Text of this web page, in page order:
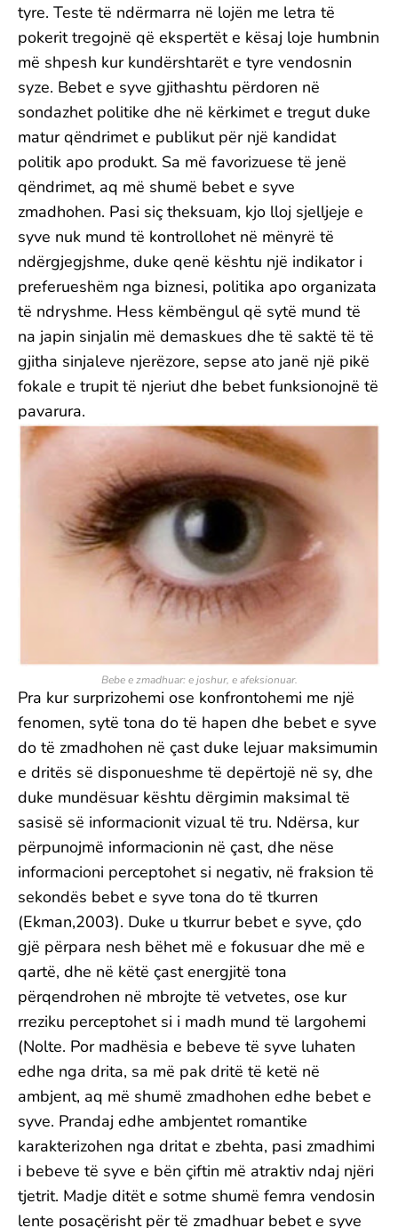
tyre. Teste të ndërmarra në lojën me letra të
pokerit tregojnë që ekspertët e kësaj loje humbnin
më shpesh kur kundërshtarët e tyre vendosnin
syze. Bebet e syve gjithashtu përdoren në
sondazhet politike dhe në kërkimet e tregut duke
matur qëndrimet e publikut për një kandidat
politik apo produkt. Sa më favorizuese të jenë
qëndrimet, aq më shumë bebet e syve
zmadhohen. Pasi siç theksuam, kjo lloj sjelljeje e
syve nuk mund të kontrollohet në mënyrë të
ndërgjegjshme, duke qenë kështu një indikator i
preferueshëm nga biznesi, politika apo organizata
të ndryshme. Hess këmbëngul që sytë mund të
na japin sinjalin më demaskues dhe të saktë të të
gjitha sinjaleve njerëzore, sepse ato janë një pikë
fokale e trupit të njeriut dhe bebet funksionojnë të
pavarura.
Bebe e zmadhuar: e joshur, e afeksionuar.
Pra kur surprizohemi ose konfrontohemi me një
fenomen, sytë tona do të hapen dhe bebet e syve
do të zmadhohen në çast duke lejuar maksimumin
e dritës së disponueshme të depërtojë në sy, dhe
duke mundësuar kështu dërgimin maksimal të
sasisë së informacionit vizual të tru. Ndërsa, kur
përpunojmë informacionin në çast, dhe nëse
informacioni perceptohet si negativ, në fraksion të
sekondës bebet e syve tona do të tkurren
(Ekman,2003). Duke u tkurrur bebet e syve, çdo
gjë përpara nesh bëhet më e fokusuar dhe më e
qartë, dhe në këtë çast energjitë tona
përqendrohen në mbrojte të vetvetes, ose kur
rreziku perceptohet si i madh mund të largohemi
(Nolte. Por madhësia e bebeve të syve luhaten
edhe nga drita, sa më pak dritë të ketë në
ambjent, aq më shumë zmadhohen edhe bebet e
syve. Prandaj edhe ambjentet romantike
karakterizohen nga dritat e zbehta, pasi zmadhimi
i bebeve të syve e bën çiftin më atraktiv ndaj njëri
tjetrit. Madje ditët e sotme shumë femra vendosin
lente posaçërisht për të zmadhuar bebet e syve